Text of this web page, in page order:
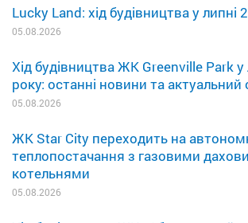
Lucky Land: хід будівництва у липні
05.08.2026
Хід будівництва ЖК Greenville Park у
року: останні новини та актуальний
05.08.2026
ЖК Star City переходить на
теплопостачання з газовими
котельнями
05.08.2026